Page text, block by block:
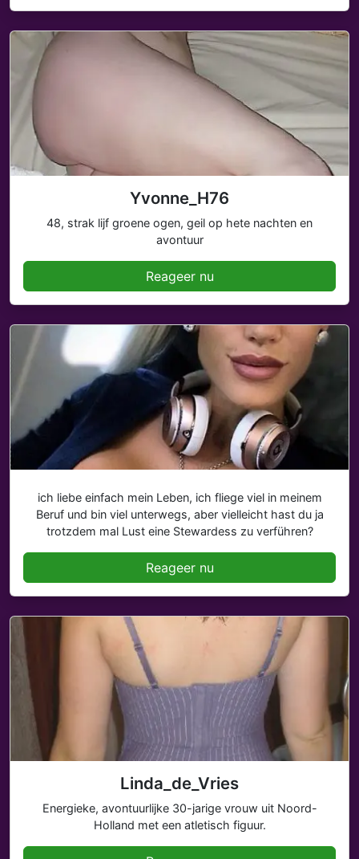
Yvonne_H76
48, strak lijf groene ogen, geil op hete nachten en
avontuur
Reageer nu
ich liebe einfach mein Leben, ich fliege viel in meinem
Beruf und bin viel unterwegs, aber vielleicht hast du ja
trotzdem mal Lust eine Stewardess zu verführen?
Reageer nu
Linda_de_Vries
Energieke, avontuurlijke 30-jarige vrouw uit Noord-
Holland met een atletisch figuur.